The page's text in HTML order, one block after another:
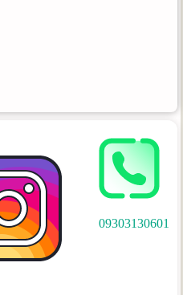
09303130601